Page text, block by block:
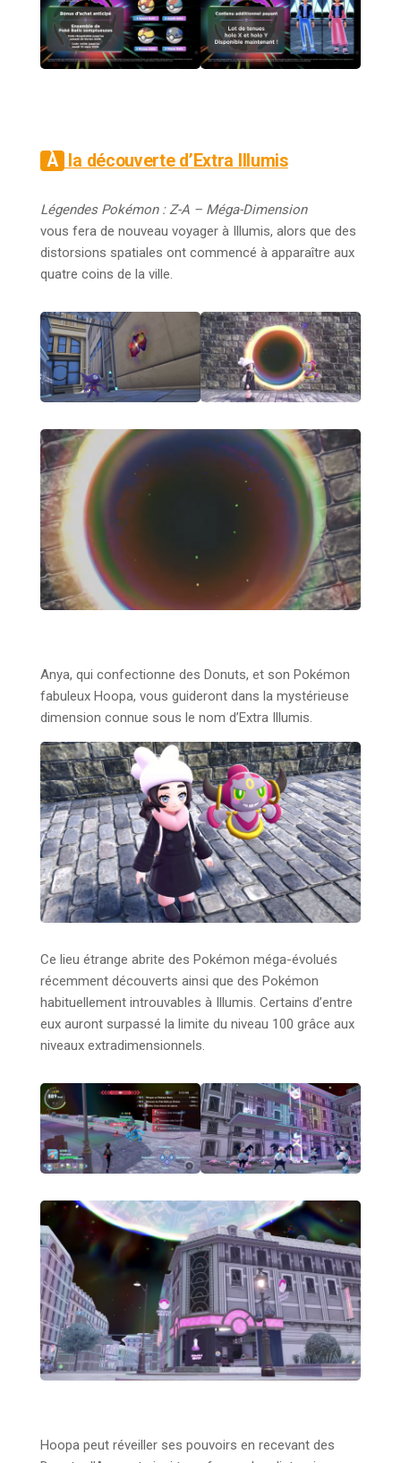
À la découverte d’Extra Illumis
Légendes Pokémon : Z-A – Méga-Dimension
vous fera de nouveau voyager à Illumis, alors que des
distorsions spatiales ont commencé à apparaître aux
quatre coins de la ville.
Anya, qui confectionne des Donuts, et son Pokémon
fabuleux Hoopa, vous guideront dans la mystérieuse
dimension connue sous le nom d’Extra Illumis.
Ce lieu étrange abrite des Pokémon méga-évolués
récemment découverts ainsi que des Pokémon
habituellement introuvables à Illumis. Certains d’entre
eux auront surpassé la limite du niveau 100 grâce aux
niveaux extradimensionnels.
Hoopa peut réveiller ses pouvoirs en recevant des